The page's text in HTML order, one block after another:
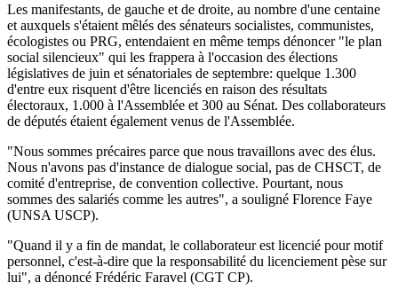
Les manifestants, de gauche et de droite, au nombre d'une centaine
et auxquels s'étaient mêlés des sénateurs socialistes, communistes,
écologistes ou PRG, entendaient en même temps dénoncer "le plan
social silencieux" qui les frappera à l'occasion des élections
législatives de juin et sénatoriales de septembre: quelque 1.300
d'entre eux risquent d'être licenciés en raison des résultats
électoraux, 1.000 à l'Assemblée et 300 au Sénat. Des collaborateurs
de députés étaient également venus de l'Assemblée.
"Nous sommes précaires parce que nous travaillons avec des élus.
Nous n'avons pas d'instance de dialogue social, pas de CHSCT, de
comité d'entreprise, de convention collective. Pourtant, nous
sommes des salariés comme les autres", a souligné Florence Faye
(UNSA USCP).
"Quand il y a fin de mandat, le collaborateur est licencié pour motif
personnel, c'est-à-dire que la responsabilité du licenciement pèse sur
lui", a dénoncé Frédéric Faravel (CGT CP).